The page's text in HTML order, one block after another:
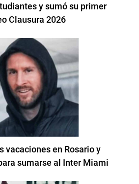
y sumó su primer
Clausura 2026
vacaciones en Rosario y
sumarse al Inter Miami